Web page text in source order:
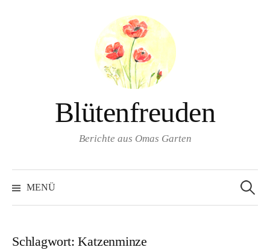
Blütenfreuden
Berichte aus Omas Garten
MENÜ
nach:
Schlagwort:Katzenminze